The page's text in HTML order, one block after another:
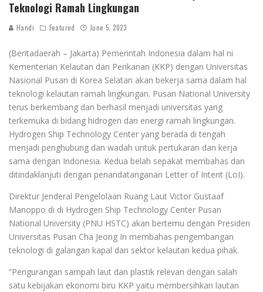
Teknologi Ramah Lingkungan
Handi Featured June 5, 2023
(Beritadaerah – Jakarta) Pemerintah Indonesia dalam hal ni
Kementerian Kelautan dan Perikanan (KKP) dengan Universitas
Nasional Pusan di Korea Selatan akan bekerja sama dalam hal
teknologi kelautan ramah lingkungan. Pusan National University
terus berkembang dan berhasil menjadi universitas yang
terkemuka di bidang hidrogen dan energi ramah lingkungan.
Hydrogen Ship Technology Center yang berada di tengah
menjadi penghubung dan wadah untuk pertukaran dan kerja
sama dengan Indonesia. Kedua belah sepakat membahas dan
ditindaklanjuti dengan penandatanganan Letter of Intent (LoI).
Direktur Jenderal Pengelolaan Ruang Laut Victor Gustaaf
Manoppo di di Hydrogen Ship Technology Center Pusan
National University (PNU HSTC) akan bertemu dengan Presiden
Universitas Pusan Cha Jeong In membahas pengembangan
teknologi di galangan kapal dan sektor kelautan kedua pihak.
“Pengurangan sampah laut dan plastik relevan dengan salah
satu kebijakan ekonomi biru KKP yaitu membersihkan lautan